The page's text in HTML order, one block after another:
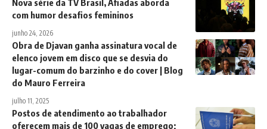
Nova série da TV Brasil, Afiadas aborda
com humor desafios femininos
junho 24, 2026
Obra de Djavan ganha assinatura vocal de
elenco jovem em disco que se desvia do
lugar-comum do barzinho e do cover | Blog
do Mauro Ferreira
julho 11, 2025
Postos de atendimento ao trabalhador
oferecem mais de 100 vagas de emprego;